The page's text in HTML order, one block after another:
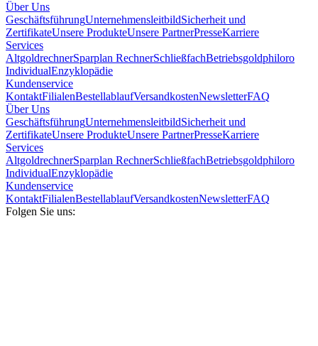
Über Uns
GeschäftsführungUnternehmensleitbildSicherheit und
ZertifikateUnsere ProdukteUnsere PartnerPresseKarriere
Services
AltgoldrechnerSparplan RechnerSchließfachBetriebsgoldphiloro
IndividualEnzyklopädie
Kundenservice
KontaktFilialenBestellablaufVersandkostenNewsletterFAQ
Über Uns
GeschäftsführungUnternehmensleitbildSicherheit und
ZertifikateUnsere ProdukteUnsere PartnerPresseKarriere
Services
AltgoldrechnerSparplan RechnerSchließfachBetriebsgoldphiloro
IndividualEnzyklopädie
Kundenservice
KontaktFilialenBestellablaufVersandkostenNewsletterFAQ
Folgen Sie uns: